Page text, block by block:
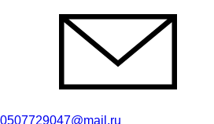
0507729047@mail.ru